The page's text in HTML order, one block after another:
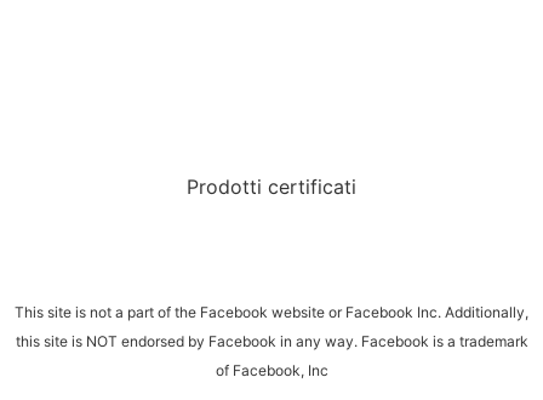
Prodotti certificati
This site is not a part of the Facebook website or Facebook Inc. Additionally,
this site is NOT endorsed by Facebook in any way. Facebook is a trademark
of Facebook, Inc